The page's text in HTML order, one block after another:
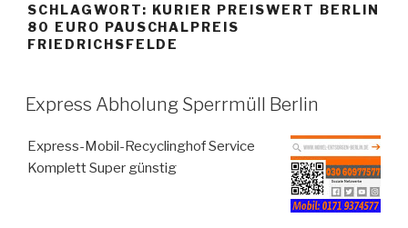
SCHLAGWORT: KURIER PREISWERT BERLIN
80 EURO PAUSCHALPREIS
FRIEDRICHSFELDE
VERÖFFENTLICHT
AM
Express Abholung Sperrmüll Berlin
Express-Mobil-Recyclinghof Service
Komplett Super günstig